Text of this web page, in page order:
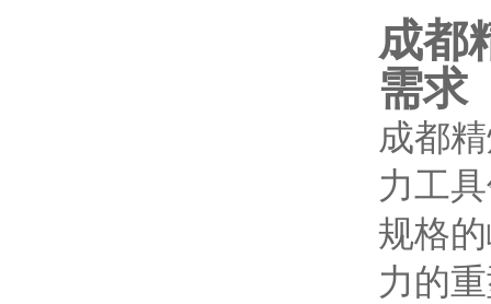
成都
需求
成都
力工
规格
力的